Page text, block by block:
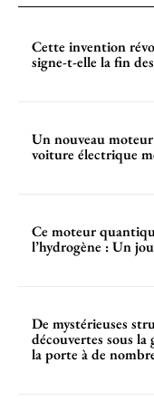
Cette invention
signe-t-elle la fin
Un nouveau
voiture électrique
Ce moteur
l’hydrogène : Un
De mystérieuses
découvertes sous
la porte à de